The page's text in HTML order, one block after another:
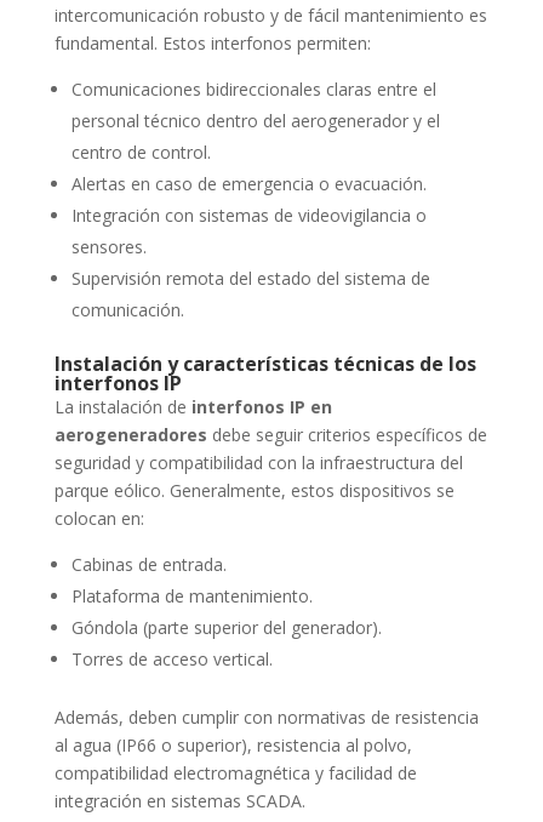
intercomunicación robusto y de fácil mantenimiento es
fundamental. Estos interfonos permiten:
Comunicaciones bidireccionales claras entre el
personal técnico dentro del aerogenerador y el
centro de control.
Alertas en caso de emergencia o evacuación.
Integración con sistemas de videovigilancia o
sensores.
Supervisión remota del estado del sistema de
comunicación.
Instalación y características técnicas de los
interfonos IP
La instalación de interfonos IP en
aerogeneradores debe seguir criterios específicos de
seguridad y compatibilidad con la infraestructura del
parque eólico. Generalmente, estos dispositivos se
colocan en:
Cabinas de entrada.
Plataforma de mantenimiento.
Góndola (parte superior del generador).
Torres de acceso vertical.
Además, deben cumplir con normativas de resistencia
al agua (IP66 o superior), resistencia al polvo,
compatibilidad electromagnética y facilidad de
integración en sistemas SCADA.